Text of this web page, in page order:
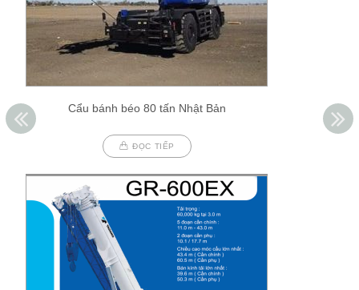
Cẩu bánh béo 80 tấn Nhật Bản
ĐỌC TIẾP